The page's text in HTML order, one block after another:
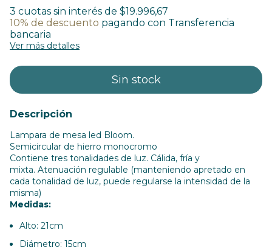
3 cuotas sin interés de $19.996,67
10% de descuento pagando con Transferencia
bancaria
Ver más detalles
Descripción
Lampara de mesa led Bloom.
Semicircular de hierro monocromo
Contiene tres tonalidades de luz. Cálida, fría y
mixta. Atenuación regulable (manteniendo apretado en
cada tonalidad de luz, puede regularse la intensidad de la
misma)
Medidas:
Alto: 21cm
Diámetro: 15cm